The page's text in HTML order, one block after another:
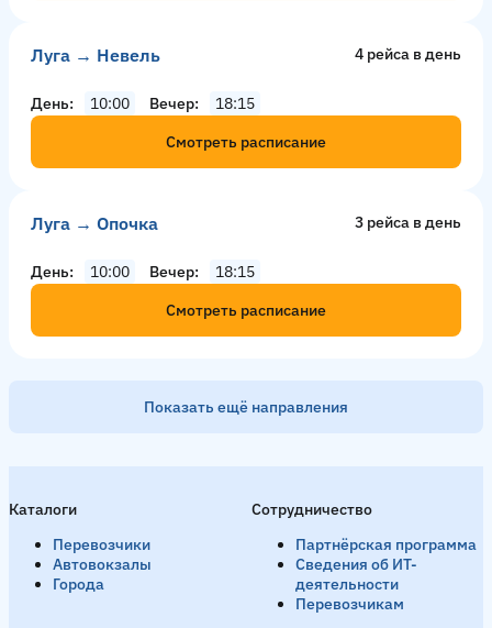
Луга → Невель 4 рейсa в день
День 10:00 Вечер
18:15
Смотреть расписание
Луга → Опочка 3 рейсa в день
День 10:00 Вечер
18:15
Смотреть расписание
Показать ещё направления
День
Смотреть расписание
Каталоги
Перевозчики
Автовокзалы
Города
Сотрудничество
Партнёрская программа
Сведения об ИТ-
деятельности
Перевозчикам